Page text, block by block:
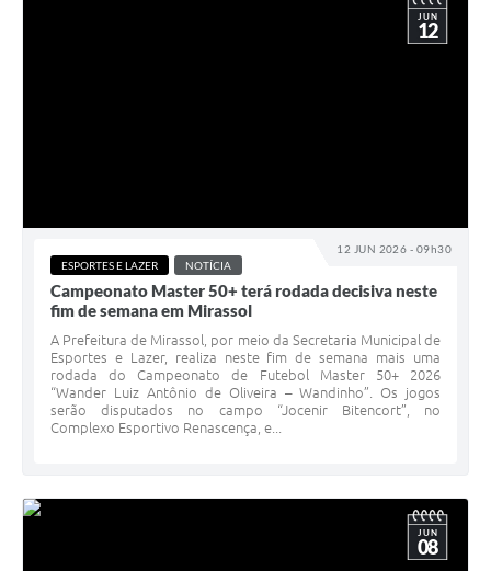
12 JUN 2026 - 09h30
JUN
12
ESPORTES E LAZER NOTÍCIA
Campeonato Master 50+ terá rodada decisiva neste
fim de semana em Mirassol
A Prefeitura de Mirassol, por meio da Secretaria Municipal de
Esportes e Lazer, realiza neste fim de semana mais uma
rodada do Campeonato de Futebol Master 50+ 2026
“Wander Luiz Antônio de Oliveira – Wandinho”. Os jogos
serão disputados no campo “Jocenir Bitencort”, no
Complexo Esportivo Renascença, e...
JUN
08